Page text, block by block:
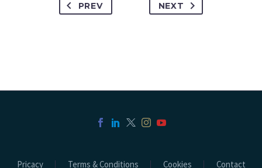
PREV NEXT
Pricacy Terms & Conditions Cookies Contact